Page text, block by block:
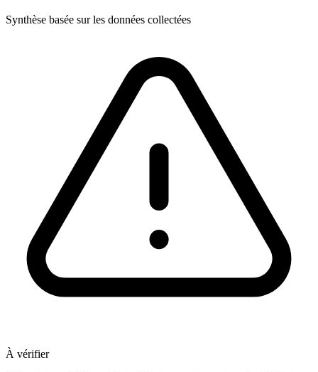
Synthèse basée sur les données collectées
À vérifier